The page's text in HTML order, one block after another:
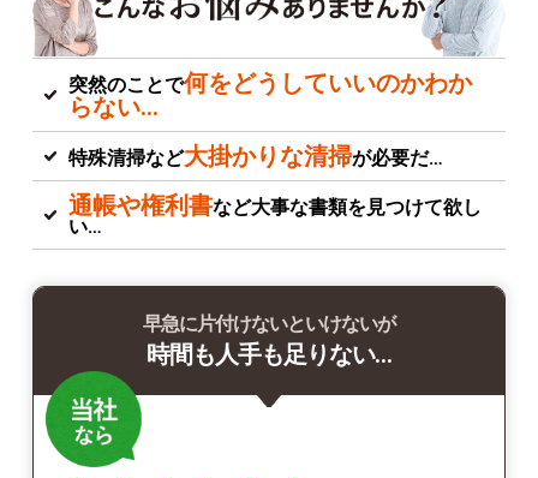
突然のことで何をどうしていいのかわか
らない…
特殊清掃など大掛かりな清掃が必要だ…
通帳や権利書など大事な書類を見つけて欲し
い…
早急に片付けないといけないが
時間も人手も足りない…